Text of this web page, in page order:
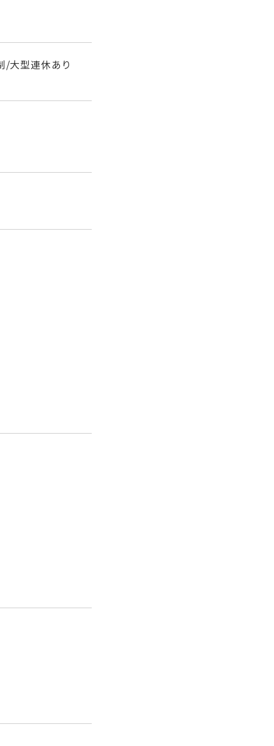
/大型連休あり